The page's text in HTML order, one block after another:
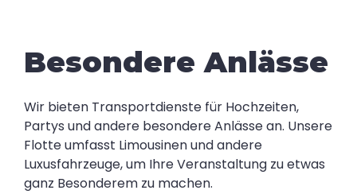
Besondere Anlässe
Wir bieten Transportdienste für Hochzeiten,
Partys und andere besondere Anlässe an. Unsere
Flotte umfasst Limousinen und andere
Luxusfahrzeuge, um Ihre Veranstaltung zu etwas
ganz Besonderem zu machen.